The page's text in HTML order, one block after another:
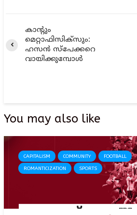
കാന്റും
മെറ്റാഫിസിക്സും:
ഹസൻ സ്പേക്കറെ
വായിക്കുമ്പോൾ
You may also like
CAPITALISM COMMUNITY FOOTBALL
ROMANTICIZATION SPORTS